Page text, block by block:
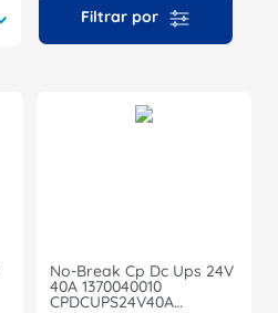
No-Break Cp Dc Ups 24V
40A 1370040010
CPDCUPS24V40A